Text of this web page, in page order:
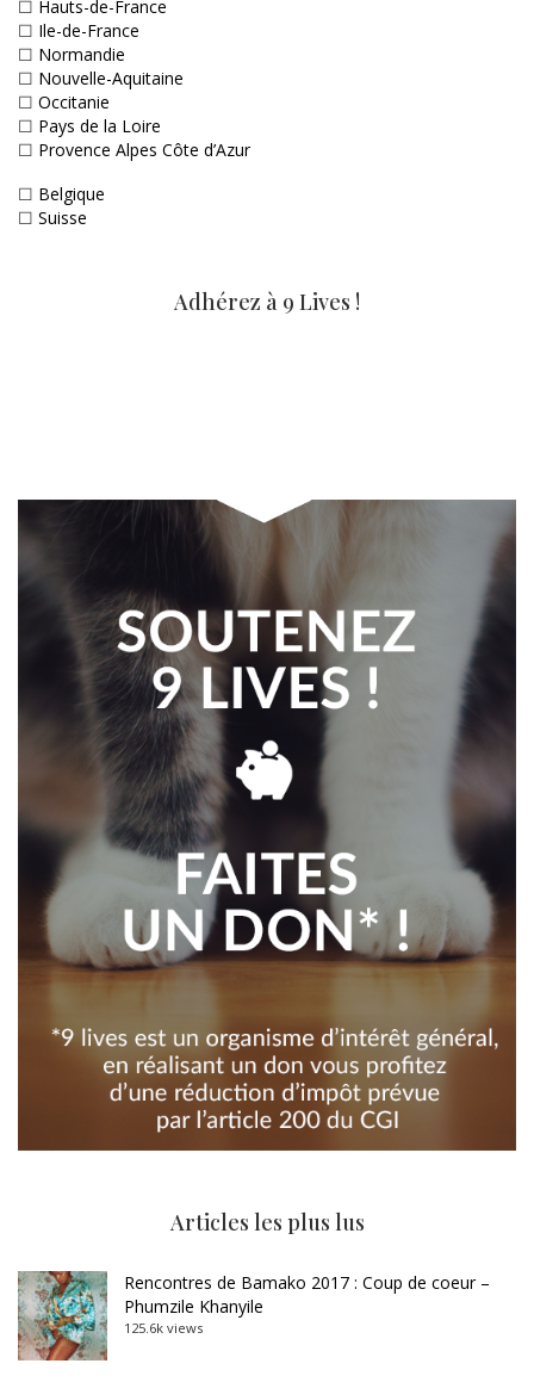
☐ Hauts-de-France
☐ Ile-de-France
☐ Normandie
☐ Nouvelle-Aquitaine
☐ Occitanie
☐ Pays de la Loire
☐ Provence Alpes Côte d’Azur
☐ Belgique
☐ Suisse
Adhérez à 9 Lives !
Articles les plus lus
Rencontres de Bamako 2017 : Coup de coeur –
Phumzile Khanyile
125.6k views